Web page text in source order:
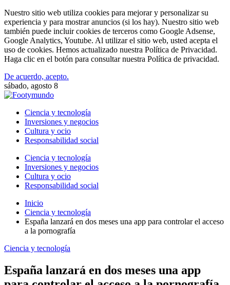
Nuestro sitio web utiliza cookies para mejorar y personalizar su
experiencia y para mostrar anuncios (si los hay). Nuestro sitio web
también puede incluir cookies de terceros como Google Adsense,
Google Analytics, Youtube. Al utilizar el sitio web, usted acepta el
uso de cookies. Hemos actualizado nuestra Política de Privacidad.
Haga clic en el botón para consultar nuestra Política de privacidad.
De acuerdo, acepto.
sábado, agosto 8
Ciencia y tecnología
Inversiones y negocios
Cultura y ocio
Responsabilidad social
Ciencia y tecnología
Inversiones y negocios
Cultura y ocio
Responsabilidad social
Inicio
Ciencia y tecnología
España lanzará en dos meses una app para controlar el acceso
a la pornografía
Ciencia y tecnología
España lanzará en dos meses una app